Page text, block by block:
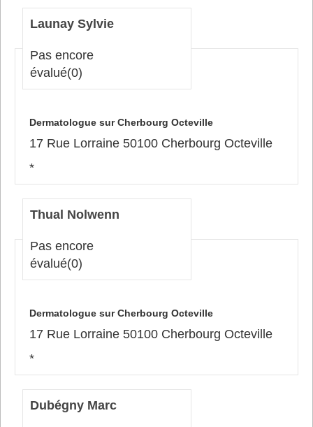
Launay Sylvie
Pas encore
évalué(0)
Dermatologue sur Cherbourg Octeville
17 Rue Lorraine 50100 Cherbourg Octeville
*
Thual Nolwenn
Pas encore
évalué(0)
Dermatologue sur Cherbourg Octeville
17 Rue Lorraine 50100 Cherbourg Octeville
*
Dubégny Marc